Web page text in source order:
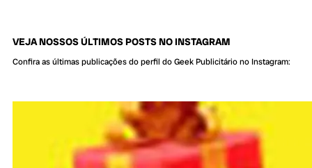
VEJA NOSSOS ÚLTIMOS POSTS NO INSTAGRAM
Confira as últimas publicações do perfil do Geek Publicitário no Instagram: